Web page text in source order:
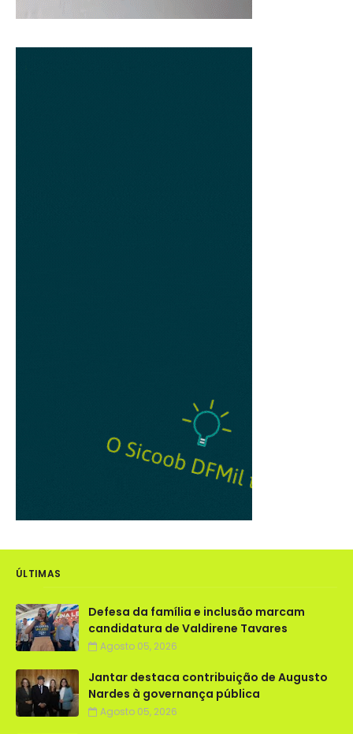
ÚLTIMAS
Defesa da família e inclusão marcam
candidatura de Valdirene Tavares
Agosto 05, 2026
Jantar destaca contribuição de Augusto
Nardes à governança pública
Agosto 05, 2026